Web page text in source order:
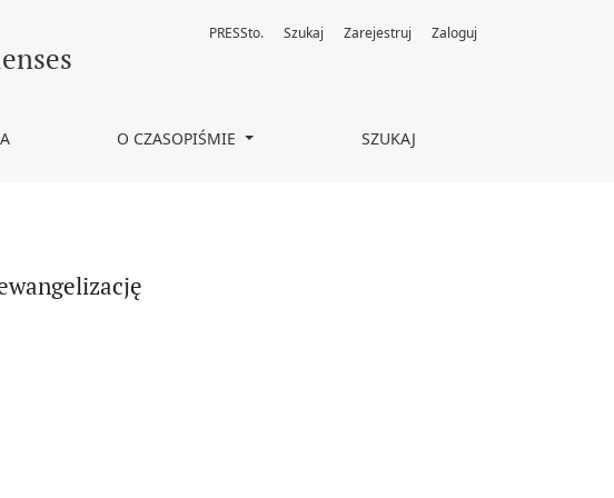
O CZASOPIŚMIE SZUKAJ
PRESSto. Szukaj Zarejestruj Zaloguj